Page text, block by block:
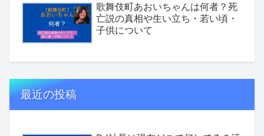
歌舞伎町あおいちゃんは何者？死
亡説の真相や生い立ち・若い頃・
子供について
最近の投稿